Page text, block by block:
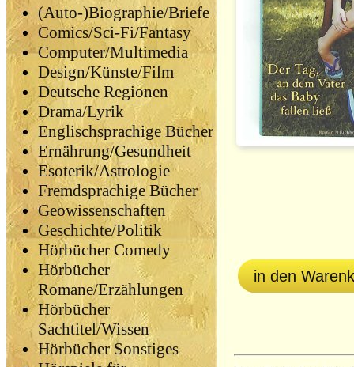
(Auto-)Biographie/Briefe
Comics/Sci-Fi/Fantasy
Computer/Multimedia
Design/Künste/Film
Deutsche Regionen
Drama/Lyrik
Englischsprachige Bücher
Ernährung/Gesundheit
Esoterik/Astrologie
Fremdsprachige Bücher
Geowissenschaften
Geschichte/Politik
Hörbücher Comedy
Hörbücher
Romane/Erzählungen
Hörbücher
Sachtitel/Wissen
Hörbücher Sonstiges
in den